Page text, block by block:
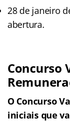
28 de janeiro
abertura.
Concurso
O Concurso
iniciais que